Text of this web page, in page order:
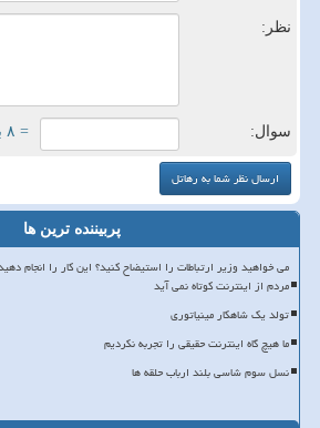
نظر:
سوال: = ۸ بعلاوه ۱
پربیننده ترین ها
می خواهید وزیر ارتباطات را استیضاح کنید؟ این کار را انجام
مردم از اینترنت کوتاه نمی آید
تولد یک شاهکار مینیاتوری
ما هیچ گاه اینترنت حقیقی را تجربه نکردیم
نسل سوم شاسی بلند ارباب حلقه ها